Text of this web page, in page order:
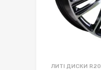
ЛИТІ ДИСКИ R20